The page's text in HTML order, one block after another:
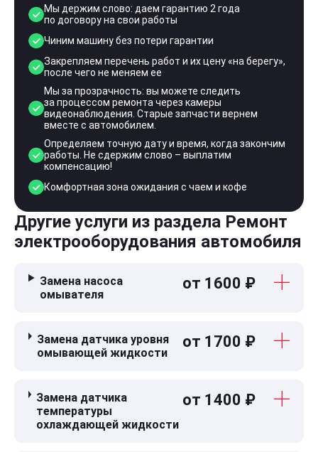
Мы держим слово: даем гарантию 2 года
по договору на свои работы
Чиним машину без потери гарантии
Закрепляем перечень работ и их цену «на берегу»,
после чего не меняем ее
Мы за прозрачность: вы можете следить
за процессом ремонта через камеры
видеонаблюдения. Старые запчасти вернем
вместе с автомобилем.
Определяем точную дату и время, когда закончим
работы. Не сдержим слово – выплатим
компенсацию!
Комфортная зона ожидания с чаем и кофе
Другие услуги из раздела Ремонт
электрооборудования автомобиля
Замена насоса
омывателя
от 1600 ₽
Замена датчика уровня
омывающей жидкости
от 1700 ₽
Замена датчика
температуры
охлаждающей жидкости
от 1400 ₽